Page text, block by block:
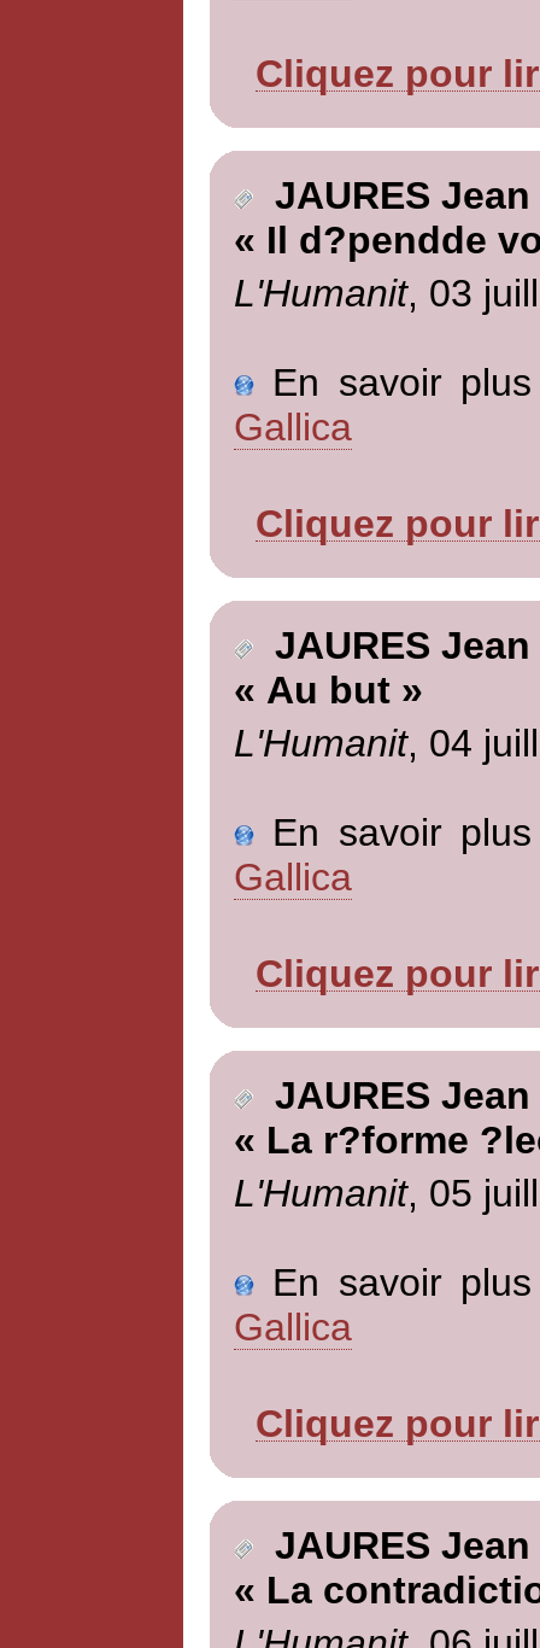
Cliquez pour
JAURES Jean
« Il d?pendde
L'Humanit, 03
En savoir
Gallica
Cliquez pour
JAURES Jean
« Au but »
L'Humanit, 04
En savoir
Gallica
Cliquez pour
JAURES Jean
« La r?forme
L'Humanit, 05
En savoir
Gallica
Cliquez pour
JAURES Jean
« La